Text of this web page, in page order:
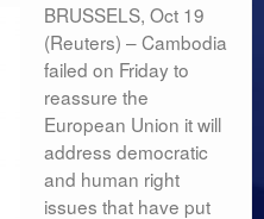
BRUSSELS, Oct 19
(Reuters) – Cambodia
failed on Friday to
reassure the
European Union it will
address democratic
and human right
issues that have put